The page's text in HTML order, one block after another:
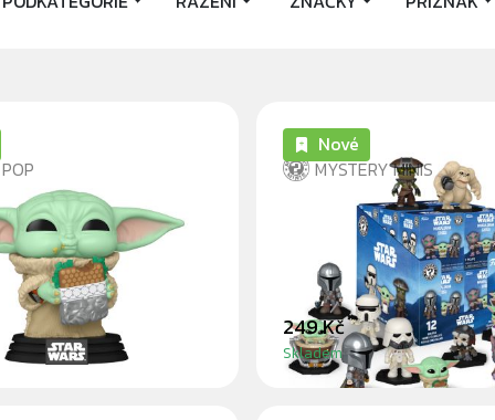
SANDWICH -
& GROGU
MYSTERY MINIS
STAR WARS
AND GROGU -
Nové
249 Kč
Skladem